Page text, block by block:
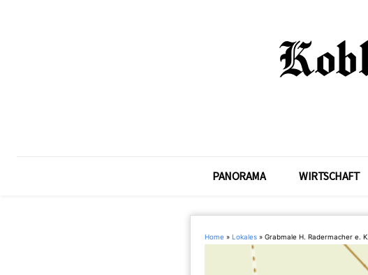
PANORAMA WIRTSCHAFT
Home » Lokales » Grabmale H. Radermacher e. K.